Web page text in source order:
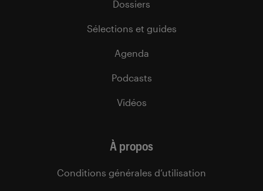
Dossiers
Sélections et guides
Agenda
Podcasts
Vidéos
À propos
Conditions générales d’utilisation